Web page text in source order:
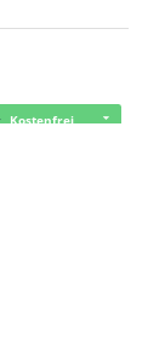
Kostenfrei